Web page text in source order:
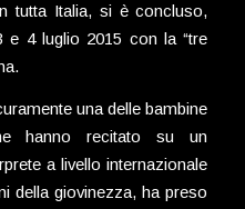
tutta Italia, si è concluso,
4 luglio 2015 con la “tre
una delle bambine
hanno recitato su un
a livello internazionale
della giovinezza, ha preso